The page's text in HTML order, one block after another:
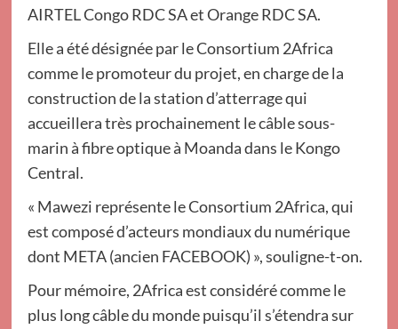
AIRTEL Congo RDC SA et Orange RDC SA.
Elle a été désignée par le Consortium 2Africa
comme le promoteur du projet, en charge de la
construction de la station d’atterrage qui
accueillera très prochainement le câble sous-
marin à fibre optique à Moanda dans le Kongo
Central.
« Mawezi représente le Consortium 2Africa, qui
est composé d’acteurs mondiaux du numérique
dont META (ancien FACEBOOK) », souligne-t-on.
Pour mémoire, 2Africa est considéré comme le
plus long câble du monde puisqu’il s’étendra sur